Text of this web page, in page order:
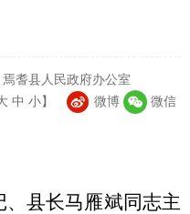
耆县人民政府办公室
中 小】 微博 微信
、县长马雁斌同志主